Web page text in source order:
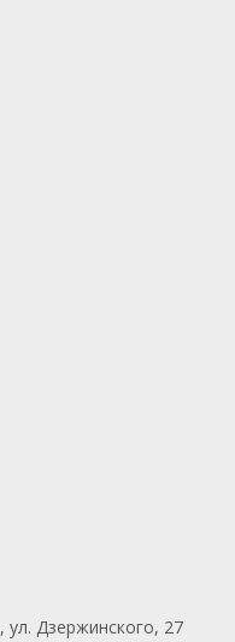
ул. Дзержинского, 27